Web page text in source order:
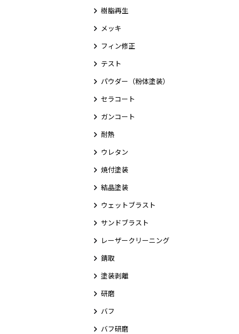
樹脂再生
メッキ
フィン修正
テスト
パウダー（粉体塗装）
セラコート
ガンコート
耐熱
ウレタン
焼付塗装
結晶塗装
ウェットブラスト
サンドブラスト
レーザークリーニング
錆取
塗装剥離
研磨
バフ
バフ研磨